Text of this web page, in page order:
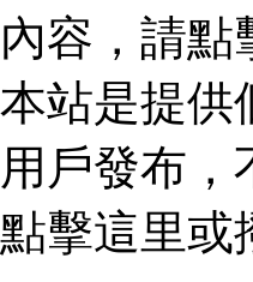
內容，請點
本站是提供
用戶發布，
點擊這里或